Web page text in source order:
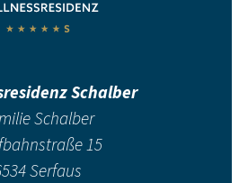
Schalber
Schalber
15
Serfaus